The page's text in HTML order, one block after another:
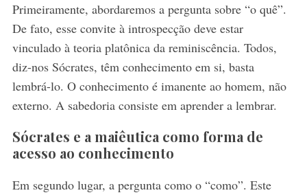
Primeiramente, abordaremos a pergunta sobre “o quê”.
De fato, esse convite à introspecção deve estar
vinculado à teoria platônica da reminiscência. Todos,
diz-nos Sócrates, têm conhecimento em si, basta
lembrá-lo. O conhecimento é imanente ao homem, não
externo. A sabedoria consiste em aprender a lembrar.
Sócrates e a maiêutica como forma de
acesso ao conhecimento
Em segundo lugar, a pergunta como o “como”. Este
r
c
h
o
r
: